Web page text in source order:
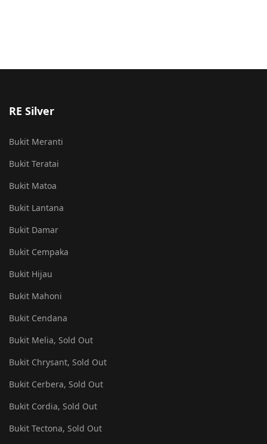
RE Silver
Bukit Meranti
Bukit Teratai
Bukit Matoa
Bukit Lantana
Bukit Damar
Bukit Cempaka
Bukit Hijau
Bukit Mahoni
Bukit Cendana
Bukit Melia, Sold Out
Bukit Chrysant, Sold Out
Bukit Cerbera, Sold Out
Bukit Cordia, Sold Out
Bukit Tectona, Sold Out